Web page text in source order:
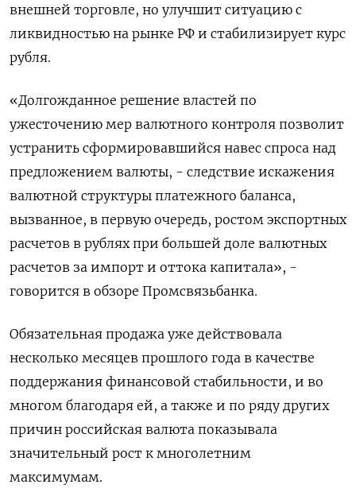
внешней торговле, но улучшит ситуацию с
ликвидностью на рынке РФ и стабилизирует курс
рубля.
«Долгожданное решение властей по
ужесточению мер валютного контроля позволит
устранить сформировавшийся навес спроса над
предложением валюты, - следствие искажения
валютной структуры платежного баланса,
вызванное, в первую очередь, ростом экспортных
расчетов в рублях при большей доле валютных
расчетов за импорт и оттока капитала», -
говорится в обзоре Промсвязьбанка.
Обязательная продажа уже действовала
несколько месяцев прошлого года в качестве
поддержания финансовой стабильности, и во
многом благодаря ей, а также и по ряду других
причин российская валюта показывала
значительный рост к многолетним
максимумам.